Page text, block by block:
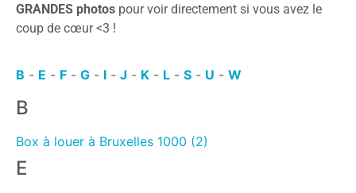
GRANDES photos pour voir directement si vous avez le
coup de cœur <3 !
B - E - F - G - I - J - K - L - S - U - W
B
Box à louer à Bruxelles 1000 (2)
E